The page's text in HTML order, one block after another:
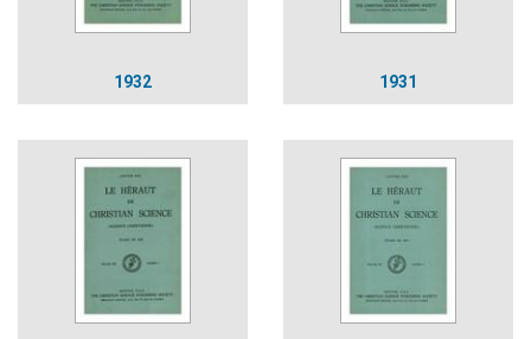
1932 1931